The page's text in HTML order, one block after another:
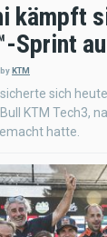
kämpft
Sprint
byKTM
sich
KTM Tech3,
hatte.